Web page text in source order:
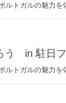
ルトガルの魅力を
う in 駐日
ルトガルの魅力を